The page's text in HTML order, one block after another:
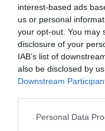
interest-based ads
us or personal
your opt-out. You may
disclosure of your
IAB’s list of
also be disclosed by
Downstream
Personal Data
σε μεγάλο βαθμό,
Παρθένο. Η βαθιά
να βασιστεί
τον υπέρτατο
πλέον είστε
Καρκίνος